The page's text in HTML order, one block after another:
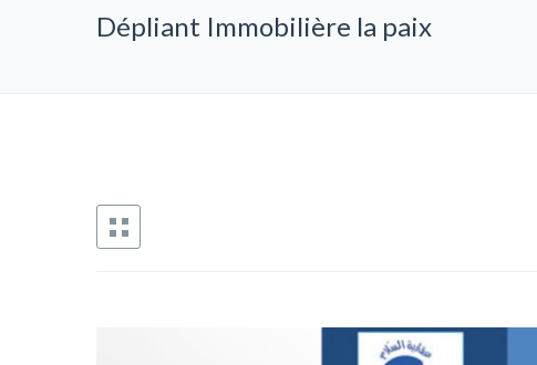
Dépliant Immobilière la paix